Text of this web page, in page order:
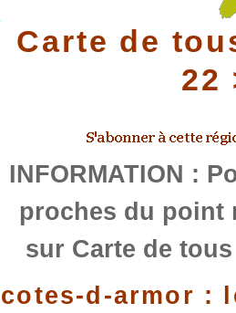
Carte de
22
INFORMATION :
proches du point
sur Carte de
cotes-d-armor :